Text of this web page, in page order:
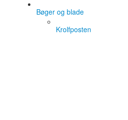
Bøger og blade
Krolfposten